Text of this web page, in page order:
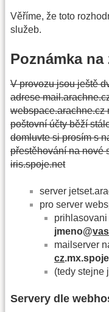
Věříme, že toto
služeb.
Poznámka na
V provozu jsou ještě
adrese
webspace.arachne.cz
poštovní účty běží
domluvte si prosím s
přestěhování na nové
iris.spoje.net
server
pro server
jmeno@
mailserver
cz
(tedy stejne
Servery dle